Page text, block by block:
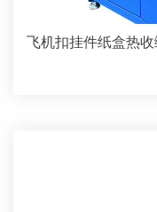
飞机扣挂件纸盒热